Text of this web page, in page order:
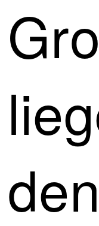
den